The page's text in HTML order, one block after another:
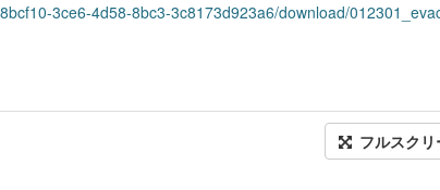
3ce6-4d58-8bc3-3c8173d923a6/download/
フルスクリ